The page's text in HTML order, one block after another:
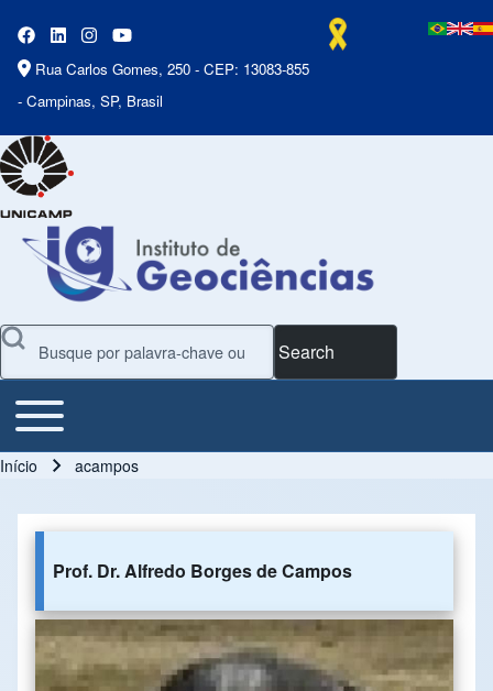
Rua Carlos Gomes, 250 - CEP: 13083-855
- Campinas, SP, Brasil
Search
Main Menu
Toggle main menu
Início acampos
Prof. Dr. Alfredo Borges de Campos